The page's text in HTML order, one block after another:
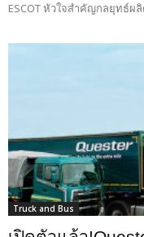
ESCOT หัวใจสำคัญกลยุทธ์
Truck and Bus